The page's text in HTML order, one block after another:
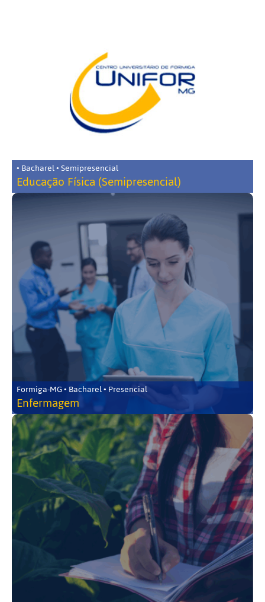
• Bacharel • Semipresencial
Educação Física (Semipresencial)
Formiga-MG • Bacharel • Presencial
Enfermagem